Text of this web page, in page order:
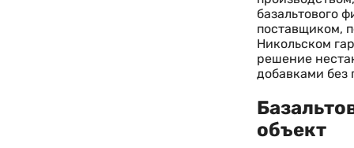
базальтового
поставщиком,
Никольском
решение
добавками без
объект